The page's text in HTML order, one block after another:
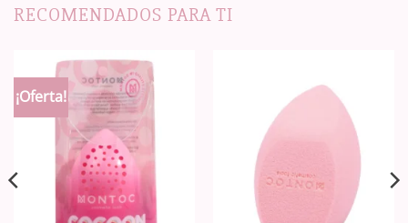
RECOMENDADOS PARA TI
¡Oferta!